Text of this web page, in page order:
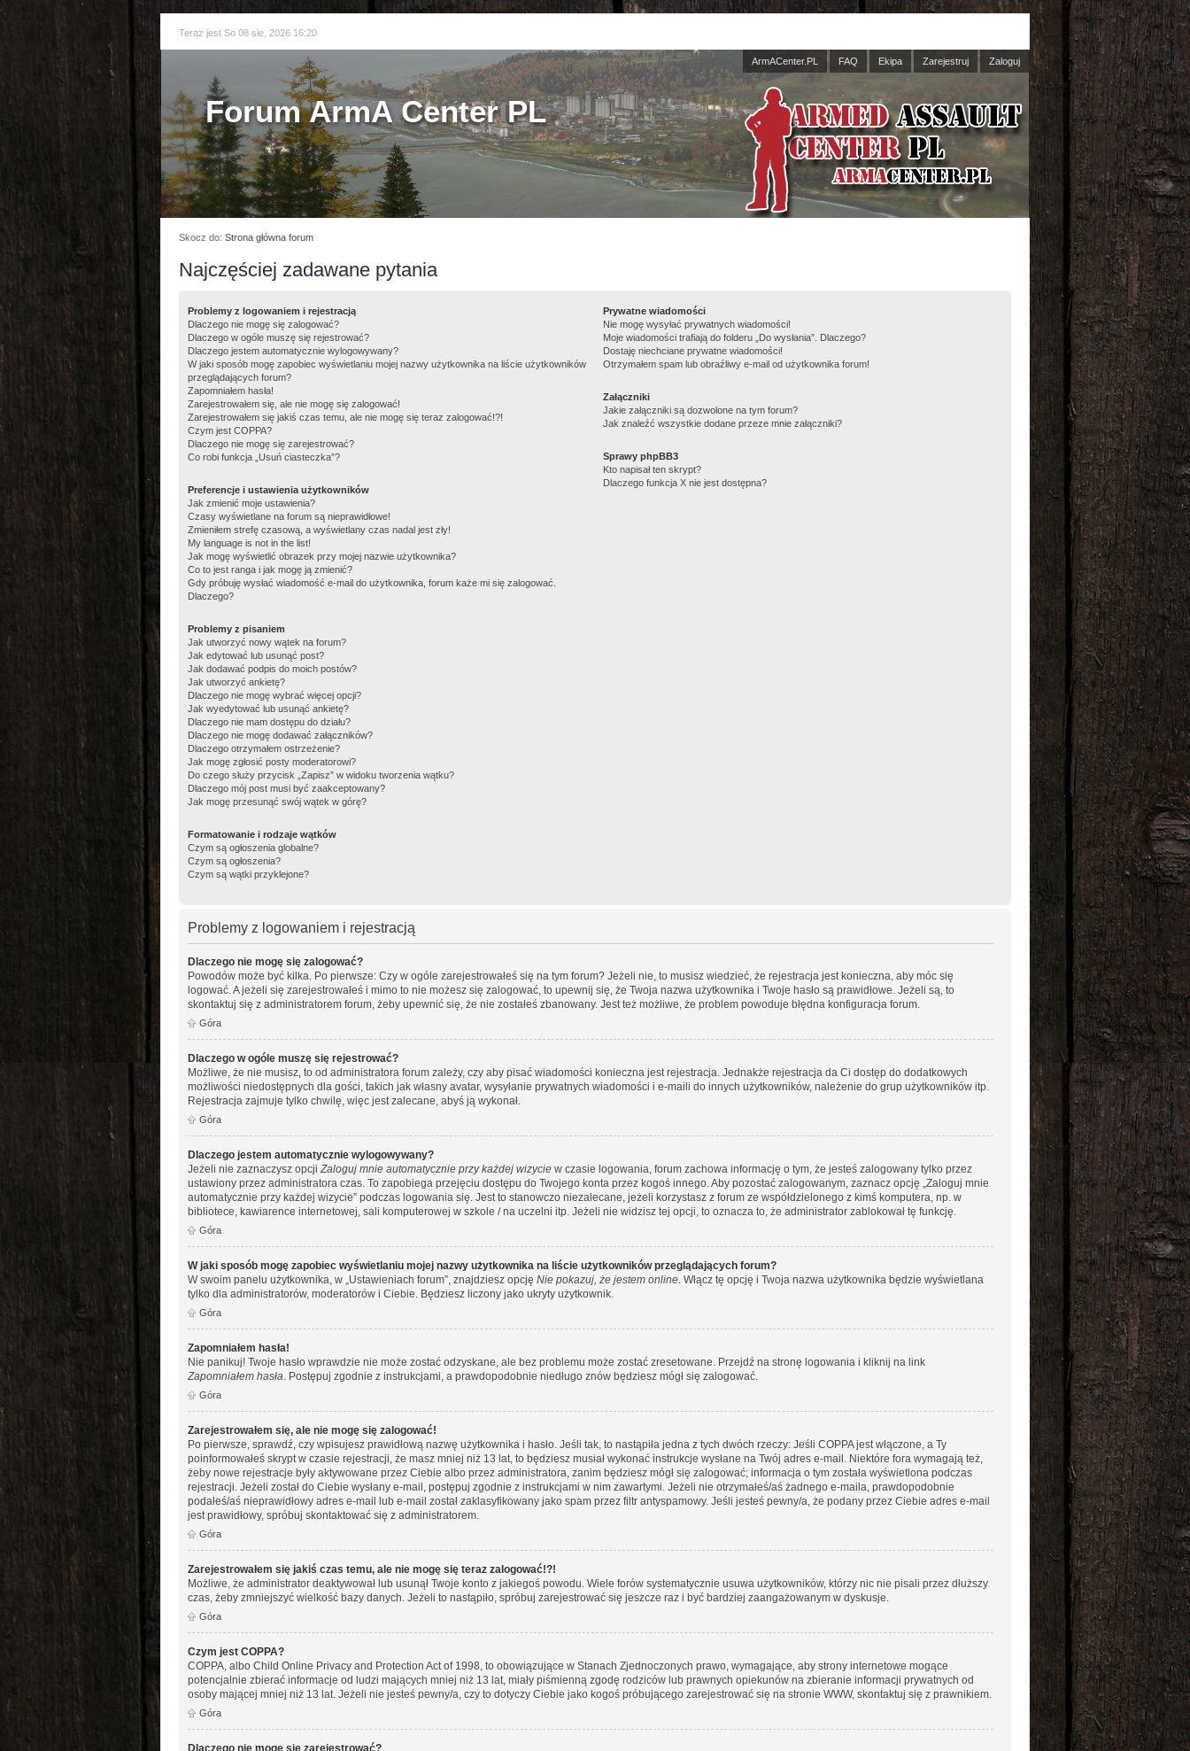
Teraz jest So 08 sie, 2026 16:20
ArmACenter.PL FAQ Ekipa Zarejestruj Zaloguj
Forum ArmA Center PL
Skocz do: Strona główna forum
Najczęściej zadawane pytania
Problemy z logowaniem i rejestracją
Dlaczego nie mogę się zalogować?
Dlaczego w ogóle muszę się rejestrować?
Dlaczego jestem automatycznie wylogowywany?
W jaki sposób mogę zapobiec wyświetlaniu mojej nazwy użytkownika na liście użytkowników
przeglądających forum?
Zapomniałem hasła!
Zarejestrowałem się, ale nie mogę się zalogować!
Zarejestrowałem się jakiś czas temu, ale nie mogę się teraz zalogować!?!
Czym jest COPPA?
Dlaczego nie mogę się zarejestrować?
Co robi funkcja „Usuń ciasteczka”?
Preferencje i ustawienia użytkowników
Jak zmienić moje ustawienia?
Czasy wyświetlane na forum są nieprawidłowe!
Zmieniłem strefę czasową, a wyświetlany czas nadal jest zły!
My language is not in the list!
Jak mogę wyświetlić obrazek przy mojej nazwie użytkownika?
Co to jest ranga i jak mogę ją zmienić?
Gdy próbuję wysłać wiadomość e-mail do użytkownika, forum każe mi się zalogować.
Dlaczego?
Problemy z pisaniem
Jak utworzyć nowy wątek na forum?
Jak edytować lub usunąć post?
Jak dodawać podpis do moich postów?
Jak utworzyć ankietę?
Dlaczego nie mogę wybrać więcej opcji?
Jak wyedytować lub usunąć ankietę?
Dlaczego nie mam dostępu do działu?
Dlaczego nie mogę dodawać załączników?
Dlaczego otrzymałem ostrzeżenie?
Jak mogę zgłosić posty moderatorowi?
Do czego służy przycisk „Zapisz” w widoku tworzenia wątku?
Dlaczego mój post musi być zaakceptowany?
Jak mogę przesunąć swój wątek w górę?
Formatowanie i rodzaje wątków
Czym są ogłoszenia globalne?
Czym są ogłoszenia?
Czym są wątki przyklejone?
Prywatne wiadomości
Nie mogę wysyłać prywatnych wiadomości!
Moje wiadomości trafiają do folderu „Do wysłania”. Dlaczego?
Dostaję niechciane prywatne wiadomości!
Otrzymałem spam lub obraźliwy e-mail od użytkownika forum!
Załączniki
Jakie załączniki są dozwolone na tym forum?
Jak znaleźć wszystkie dodane przeze mnie załączniki?
Sprawy phpBB3
Kto napisał ten skrypt?
Dlaczego funkcja X nie jest dostępna?
Problemy z logowaniem i rejestracją
Dlaczego nie mogę się zalogować?
Powodów może być kilka. Po pierwsze: Czy w ogóle zarejestrowałeś się na tym forum? Jeżeli nie, to musisz wiedzieć, że rejestracja jest konieczna, aby móc się
logować. A jeżeli się zarejestrowałeś i mimo to nie możesz się zalogować, to upewnij się, że Twoja nazwa użytkownika i Twoje hasło są prawidłowe. Jeżeli są, to
skontaktuj się z administratorem forum, żeby upewnić się, że nie zostałeś zbanowany. Jest też możliwe, że problem powoduje błędna konfiguracja forum.
Góra
Dlaczego w ogóle muszę się rejestrować?
Możliwe, że nie musisz, to od administratora forum zależy, czy aby pisać wiadomości konieczna jest rejestracja. Jednakże rejestracja da Ci dostęp do dodatkowych
możliwości niedostępnych dla gości, takich jak własny avatar, wysyłanie prywatnych wiadomości i e-maili do innych użytkowników, należenie do grup użytkowników itp.
Rejestracja zajmuje tylko chwilę, więc jest zalecane, abyś ją wykonał.
Góra
Dlaczego jestem automatycznie wylogowywany?
Jeżeli nie zaznaczysz opcji Zaloguj mnie automatycznie przy każdej wizycie w czasie logowania, forum zachowa informację o tym, że jesteś zalogowany tylko przez
ustawiony przez administratora czas. To zapobiega przejęciu dostępu do Twojego konta przez kogoś innego. Aby pozostać zalogowanym, zaznacz opcję „Zaloguj mnie
automatycznie przy każdej wizycie” podczas logowania się. Jest to stanowczo niezalecane, jeżeli korzystasz z forum ze współdzielonego z kimś komputera, np. w
bibliotece, kawiarence internetowej, sali komputerowej w szkole / na uczelni itp. Jeżeli nie widzisz tej opcji, to oznacza to, że administrator zablokował tę funkcję.
Góra
W jaki sposób mogę zapobiec wyświetlaniu mojej nazwy użytkownika na liście użytkowników przeglądających forum?
W swoim panelu użytkownika, w „Ustawieniach forum”, znajdziesz opcję Nie pokazuj, że jestem online . Włącz tę opcję i Twoja nazwa użytkownika będzie wyświetlana
tylko dla administratorów, moderatorów i Ciebie. Będziesz liczony jako ukryty użytkownik.
Góra
Zapomniałem hasła!
Nie panikuj! Twoje hasło wprawdzie nie może zostać odzyskane, ale bez problemu może zostać zresetowane. Przejdź na stronę logowania i kliknij na link
Zapomniałem hasła . Postępuj zgodnie z instrukcjami, a prawdopodobnie niedługo znów będziesz mógł się zalogować.
Góra
Zarejestrowałem się, ale nie mogę się zalogować!
Po pierwsze, sprawdź, czy wpisujesz prawidłową nazwę użytkownika i hasło. Jeśli tak, to nastąpiła jedna z tych dwóch rzeczy: Jeśli COPPA jest włączone, a Ty
poinformowałeś skrypt w czasie rejestracji, że masz mniej niż 13 lat, to będziesz musiał wykonać instrukcje wysłane na Twój adres e-mail. Niektóre fora wymagają też,
żeby nowe rejestracje były aktywowane przez Ciebie albo przez administratora, zanim będziesz mógł się zalogować; informacja o tym została wyświetlona podczas
rejestracji. Jeżeli został do Ciebie wysłany e-mail, postępuj zgodnie z instrukcjami w nim zawartymi. Jeżeli nie otrzymałeś/aś żadnego e-maila, prawdopodobnie
podałeś/aś nieprawidłowy adres e-mail lub e-mail został zaklasyfikowany jako spam przez filtr antyspamowy. Jeśli jesteś pewny/a, że podany przez Ciebie adres e-mail
jest prawidłowy, spróbuj skontaktować się z administratorem.
Góra
Zarejestrowałem się jakiś czas temu, ale nie mogę się teraz zalogować!?!
Możliwe, że administrator deaktywował lub usunął Twoje konto z jakiegoś powodu. Wiele forów systematycznie usuwa użytkowników, którzy nic nie pisali przez dłuższy
czas, żeby zmniejszyć wielkość bazy danych. Jeżeli to nastąpiło, spróbuj zarejestrować się jeszcze raz i być bardziej zaangażowanym w dyskusje.
Góra
Czym jest COPPA?
COPPA, albo Child Online Privacy and Protection Act of 1998, to obowiązujące w Stanach Zjednoczonych prawo, wymagające, aby strony internetowe mogące
potencjalnie zbierać informacje od ludzi mających mniej niż 13 lat, miały piśmienną zgodę rodziców lub prawnych opiekunów na zbieranie informacji prywatnych od
osoby mającej mniej niż 13 lat. Jeżeli nie jesteś pewny/a, czy to dotyczy Ciebie jako kogoś próbującego zarejestrować się na stronie WWW, skontaktuj się z prawnikiem.
Góra
Dlaczego nie mogę się zarejestrować?